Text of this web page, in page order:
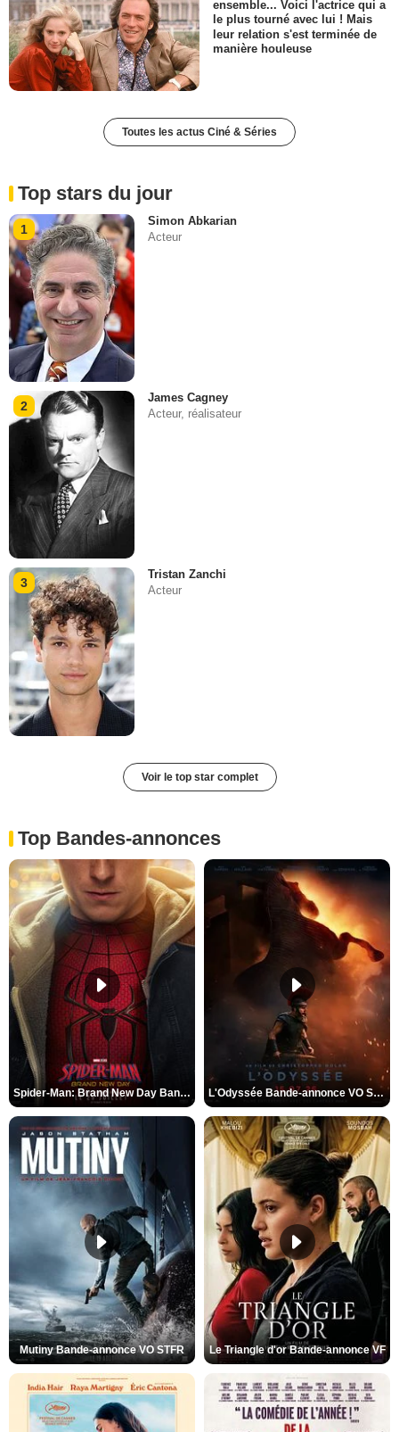
ensemble... Voici l'actrice qui a
le plus tourné avec lui ! Mais
leur relation s'est terminée de
manière houleuse
Toutes les actus Ciné & Séries
Top stars du jour
1
Simon Abkarian
Acteur
2
James Cagney
Acteur, réalisateur
3
Tristan Zanchi
Acteur
Voir le top star complet
Top Bandes-annonces
Spider-Man: Brand New Day Bande-annonce VO STFR L'Odyssée Bande-annonce VO STFR
Mutiny Bande-annonce VO STFR Le Triangle d'or Bande-annonce VF